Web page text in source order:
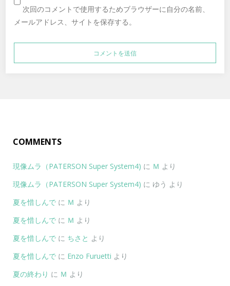
次回のコメントで使用するためブラウザーに自分の名前、
メールアドレス、サイトを保存する。
COMMENTS
現像ムラ（PATERSON Super System4) に Ｍ より
現像ムラ（PATERSON Super System4) に ゆう より
夏を惜しんで に Ｍ より
夏を惜しんで に Ｍ より
夏を惜しんで に ちさと より
夏を惜しんで に Enzo Furuetti より
夏の終わり に Ｍ より